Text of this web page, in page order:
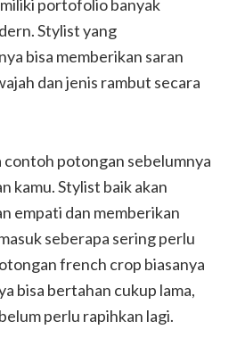
portofolio banyak
Stylist yang
bisa memberikan saran
dan jenis rambut secara
contoh potongan sebelumnya
kamu. Stylist baik akan
empati dan memberikan
seberapa sering perlu
french crop biasanya
bisa bertahan cukup lama,
perlu rapihkan lagi.